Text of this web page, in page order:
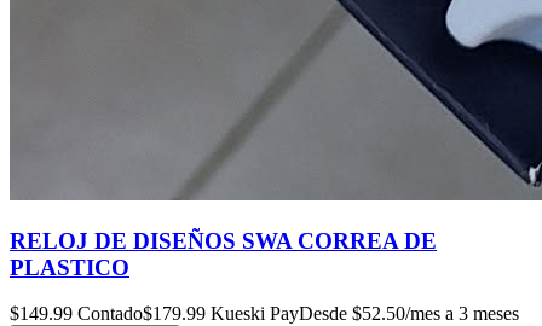
RELOJ DE DISEÑOS SWA CORREA DE
PLASTICO
$149.99 Contado$179.99 Kueski PayDesde $52.50/mes a 3 meses